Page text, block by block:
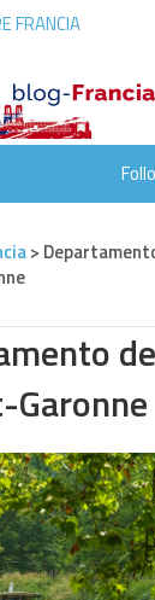
FRANCIA
>
de